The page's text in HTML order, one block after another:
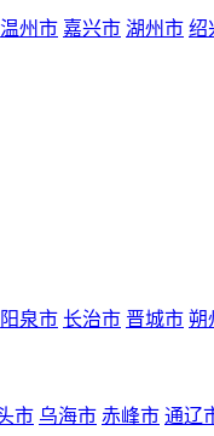
温州市 嘉兴市 湖州市 绍
阳泉市 长治市 晋城市 朔
市 乌海市 赤峰市 通辽